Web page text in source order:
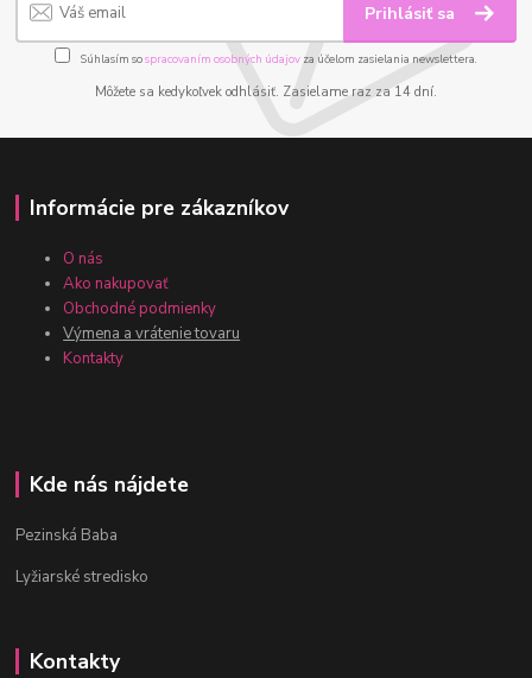
Prihlásiť sa
Súhlasím sospracovaním osobných údajov za účelom zasielania newslettera.
Môžete sa kedykoľvek odhlásiť. Zasielame raz za 14 dní.
Informácie pre zákazníkov
O nás
Ako nakupovať
Obchodné podmienky
Výmena a vrátenie tovaru
Kontakty
Kde nás nájdete
Pezinská Baba
Lyžiarské stredisko
Kontakty